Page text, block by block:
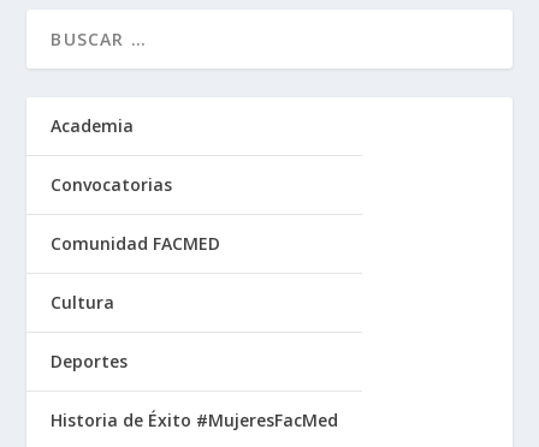
Academia
Convocatorias
Comunidad FACMED
Cultura
Deportes
Historia de Éxito #MujeresFacMed